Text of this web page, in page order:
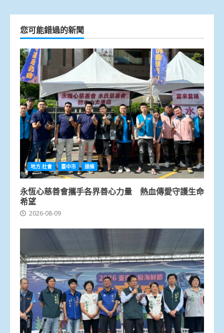
您可能錯過的新聞
地方.社會 臺中市 頭條
永恆心慈善會攜手各界善心力量 熱血傳愛守護生命
希望
2026-08-09